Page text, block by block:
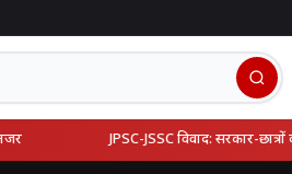
JPSC-JSSC विवाद: सरकार-छात्रों